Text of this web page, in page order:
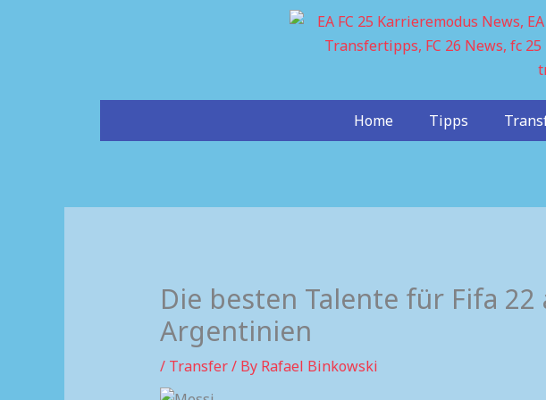
Home Tipps
Die besten Talente für Fifa 22
Argentinien
/ Transfer/ By Rafael Binkowski